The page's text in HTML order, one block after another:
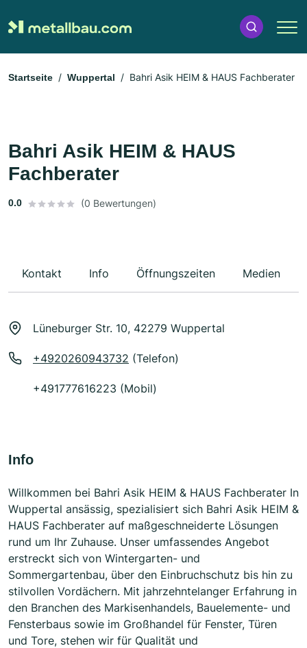
Startseite Wuppertal Bahri Asik HEIM & HAUS Fachberater
Bahri Asik HEIM & HAUS
Fachberater
0.0 (0 Bewertungen)
Kontakt Info Öffnungszeiten Medien
Lüneburger Str. 10, 42279 Wuppertal
+4920260943732 (Telefon)
+491777616223 (Mobil)
Info
Willkommen bei Bahri Asik HEIM & HAUS Fachberater In
Wuppertal ansässig, spezialisiert sich Bahri Asik HEIM &
HAUS Fachberater auf maßgeschneiderte Lösungen
rund um Ihr Zuhause. Unser umfassendes Angebot
erstreckt sich von Wintergarten- und
Sommergartenbau, über den Einbruchschutz bis hin zu
stilvollen Vordächern. Mit jahrzehntelanger Erfahrung in
den Branchen des Markisenhandels, Bauelemente- und
Fensterbaus sowie im Großhandel für Fenster, Türen
und Tore, stehen wir für Qualität und